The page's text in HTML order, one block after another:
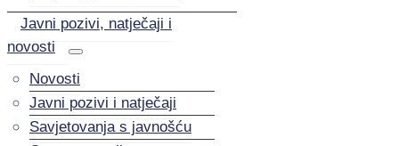
Javni pozivi, natječaji i
novosti
Novosti
Javni pozivi i natječaji
Savjetovanja s javnošću